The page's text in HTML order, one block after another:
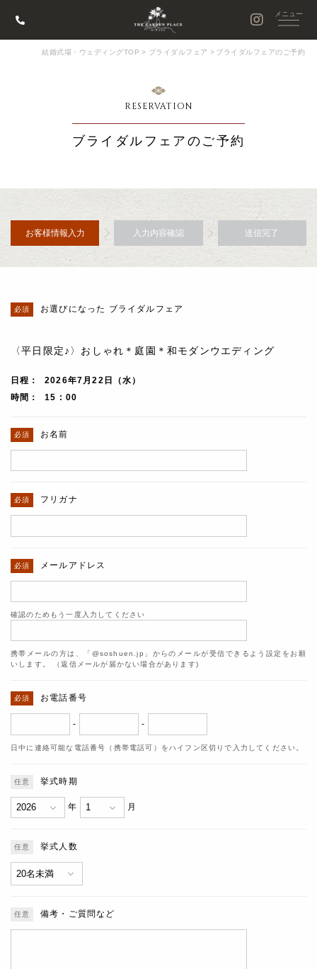
結婚式場・ウェディングTOP > ブライダルフェア > ブライダルフェアのご予約
RESERVATION
ブライダルフェアのご予約
お客様情報入力 入力内容確認 送信完了
お選びになった ブライダルフェア
〈平日限定♪〉おしゃれ＊庭園＊和モダンウエディング
日程
2026年7月22日（水）
時間
15 : 00
お名前
フリガナ
メールアドレス
確認のためもう一度入力してください
携帯メールの方は、「@soshuen.jp」からのメールが受信できるよう設定をお願
いします。 （返信メールが届かない場合があります)
お電話番号
- -
日中に連絡可能な電話番号（携帯電話可）をハイフン区切りで入力してください。
挙式時期
年 月
挙式人数
備考・ご質問など